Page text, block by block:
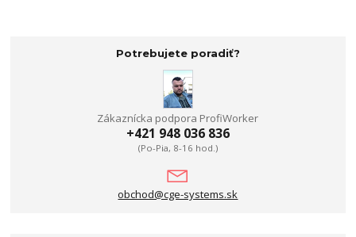
Potrebujete poradiť?
Zákaznícka podpora ProfiWorker
+421 948 036 836
(Po-Pia, 8-16 hod.)
obchod@cge-systems.sk